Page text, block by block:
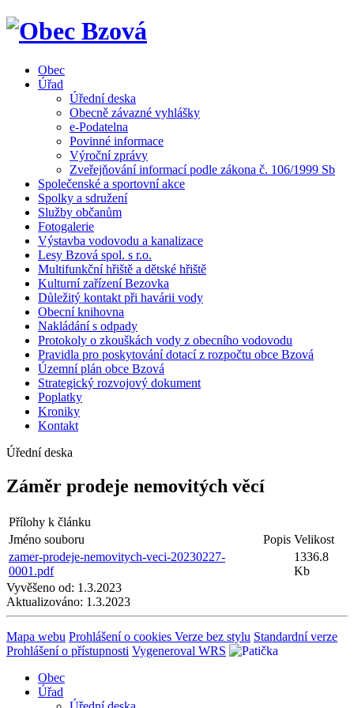
Obec
Úřad
Úřední deska
Obecně závazné vyhlášky
e-Podatelna
Povinné informace
Výroční zprávy
Zveřejňování informací podle zákona č. 106/1999 Sb
Společenské a sportovní akce
Spolky a sdružení
Služby občanům
Fotogalerie
Výstavba vodovodu a kanalizace
Lesy Bzová spol. s r.o.
Multifunkční hřiště a dětské hřiště
Kulturní zařízení Bezovka
Důležitý kontakt při havárii vody
Obecní knihovna
Nakládání s odpady
Protokoly o zkouškách vody z obecního vodovodu
Pravidla pro poskytování dotací z rozpočtu obce Bzová
Územní plán obce Bzová
Strategický rozvojový dokument
Poplatky
Kroniky
Kontakt
Úřední deska
Záměr prodeje nemovitých věcí
Přílohy k článku
Jméno souboru
Popis Velikost
zamer-prodeje-nemovitych-veci-20230227-
0001.pdf
1336.8
Kb
Vyvěšeno od: 1.3.2023
Aktualizováno: 1.3.2023
Mapa webu Prohlášení o cookies Verze bez stylu Standardní verze
Prohlášení o přístupnosti Vygeneroval WRS
Obec
Úřad